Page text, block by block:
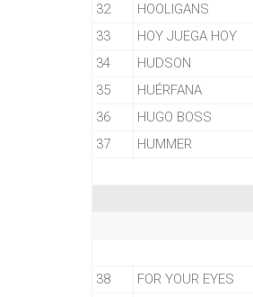
32
HOOLIGANS
33
HOY JUEGA HOY
34
HUDSON
35
HUÉRFANA
36
HUGO BOSS
37
HUMMER
38 FOR YOUR EYES